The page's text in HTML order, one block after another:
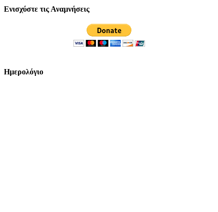
Ενισχύστε τις Αναμνήσεις
Ημερολόγιο